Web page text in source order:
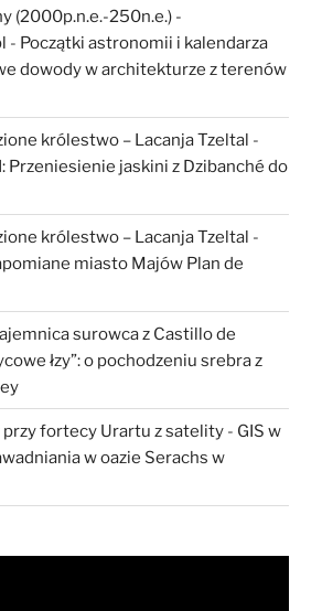
(2000p.n.e.-250n.e.) -
- Początki astronomii i kalendarza
dowody w architekturze z terenów
królestwo – Lacanja Tzeltal -
Przeniesienie jaskini z Dzibanché do
królestwo – Lacanja Tzeltal -
miasto Majów Plan de
surowca z Castillo de
łzy”: o pochodzeniu srebra z
przy fortecy Urartu z satelity - GIS w
w oazie Serachs w